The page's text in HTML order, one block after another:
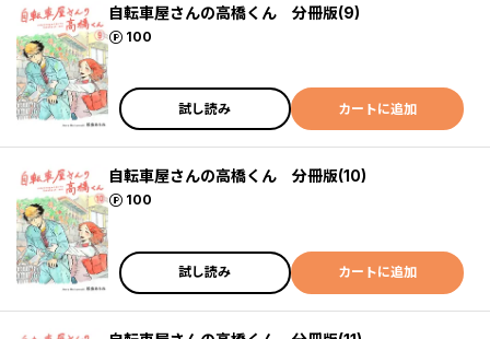
自転車屋さんの高橋くん 分冊版(9)
100
ポイント
試し読み カートに追加
自転車屋さんの高橋くん 分冊版(10)
100
ポイント
試し読み カートに追加